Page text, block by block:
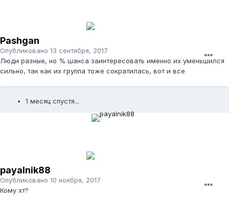
Pashgan
Опубликовано 13 сентября, 2017
Люди разные, но % шанса заинтересовать именно их уменьшился
сильно, так как их группа тоже сократилась, вот и все
1 месяц спустя...
payalnik88
Опубликовано 10 ноября, 2017
Кому хт?